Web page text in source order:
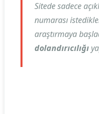
Sitede sadece
numarası
araştırmaya
dolandırıcılığı